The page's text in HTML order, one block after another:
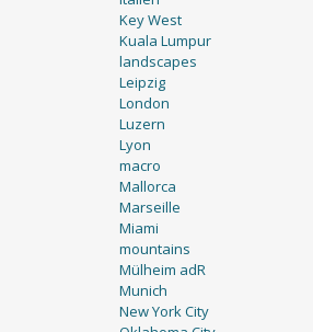
Key West
Kuala Lumpur
landscapes
Leipzig
London
Luzern
Lyon
macro
Mallorca
Marseille
Miami
mountains
Mülheim adR
Munich
New York City